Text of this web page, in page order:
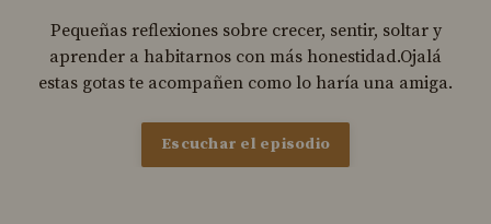
Pequeñas reflexiones sobre crecer, sentir, soltar y
aprender a habitarnos con más honestidad.Ojalá
estas gotas te acompañen como lo haría una amiga.
Escuchar el episodio